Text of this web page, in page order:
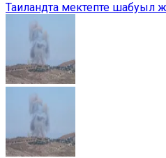
Таиландта мектепте шабуыл